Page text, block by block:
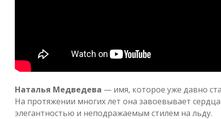
Наталья Медведева — имя, которое уже давно
На протяжении многих лет она завоевывает
элегантностью и неподражаемым стилем на льду.